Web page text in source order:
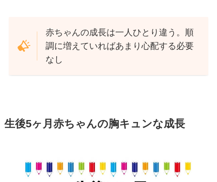
赤ちゃんの成長は一人ひとり違う。順
調に増えていればあまり心配する必要
なし
生後5ヶ月赤ちゃんの胸キュンな成長